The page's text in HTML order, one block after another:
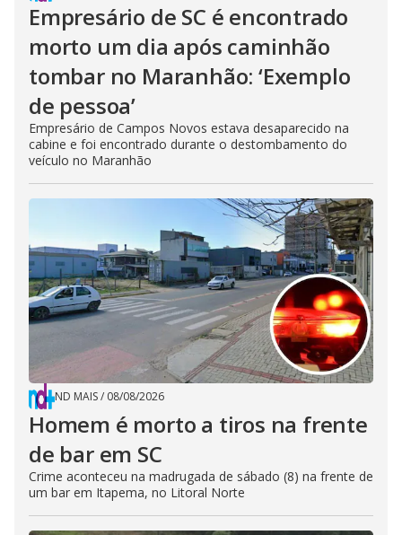
Empresário de SC é encontrado
morto um dia após caminhão
tombar no Maranhão: ‘Exemplo
de pessoa’
Empresário de Campos Novos estava desaparecido na
cabine e foi encontrado durante o destombamento do
veículo no Maranhão
ND MAIS/ 08/08/2026
Homem é morto a tiros na frente
de bar em SC
Crime aconteceu na madrugada de sábado (8) na frente de
um bar em Itapema, no Litoral Norte